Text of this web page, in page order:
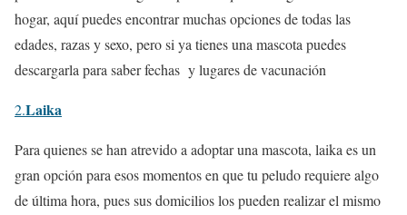
hogar, aquí puedes encontrar muchas opciones de todas las
edades, razas y sexo, pero si ya tienes una mascota puedes
descargarla para saber fechas y lugares de vacunación
2.Laika
Para quienes se han atrevido a adoptar una mascota, laika es un
gran opción para esos momentos en que tu peludo requiere algo
de última hora, pues sus domicilios los pueden realizar el mismo